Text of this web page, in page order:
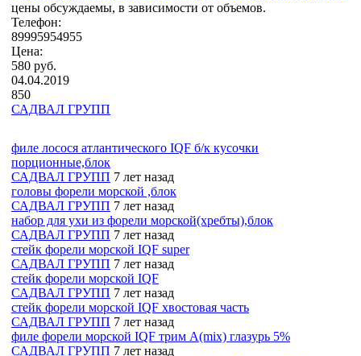
цены обсуждаемы, в зависимости от объемов.
Телефон:
89995954955
Цена:
580 руб.
04.04.2019
850
САДВАЛ ГРУПП
филе лосося атлантического IQF б/к кусочки
порционные,блок
САДВАЛ ГРУПП 7 лет назад
головы форели морской ,блок
САДВАЛ ГРУПП 7 лет назад
набор для ухи из форели морской(хребты),блок
САДВАЛ ГРУПП 7 лет назад
стейк форели морской IQF super
САДВАЛ ГРУПП 7 лет назад
стейк форели морской IQF
САДВАЛ ГРУПП 7 лет назад
стейк форели морской IQF хвостовая часть
САДВАЛ ГРУПП 7 лет назад
филе форели морской IQF трим A(mix) глазурь 5%
САДВАЛ ГРУПП 7 лет назад